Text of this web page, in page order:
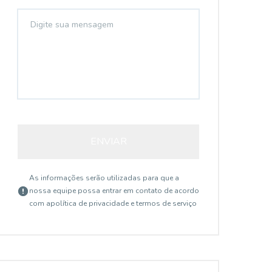
ET46660
As informações serão utilizadas para que a
nossa equipe possa entrar em contato de acordo
com apolítica de privacidade e termos de serviço